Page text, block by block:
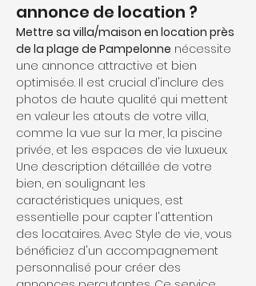
annonce de location ?
Mettre sa villa/maison en location près
de la plage de Pampelonne nécessite
une annonce attractive et bien
optimisée. Il est crucial d'inclure des
photos de haute qualité qui mettent
en valeur les atouts de votre villa,
comme la vue sur la mer, la piscine
privée, et les espaces de vie luxueux.
Une description détaillée de votre
bien, en soulignant les
caractéristiques uniques, est
essentielle pour capter l'attention
des locataires. Avec Style de vie, vous
bénéficiez d'un accompagnement
personnalisé pour créer des